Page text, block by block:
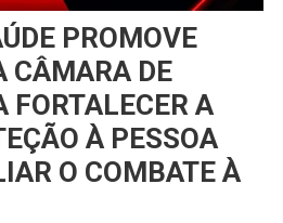
PROMOVE
CÂMARA DE
FORTALECER A
À PESSOA
O COMBATE À